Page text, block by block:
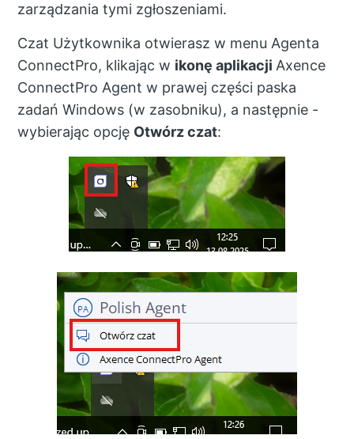
zarządzania tymi zgłoszeniami.
Czat Użytkownika otwierasz w menu Agenta
ConnectPro, klikając w ikonę aplikacjiAxence
ConnectPro Agent w prawej części paska
zadań Windows (w zasobniku), a następnie -
wybierając opcję Otwórz czat: